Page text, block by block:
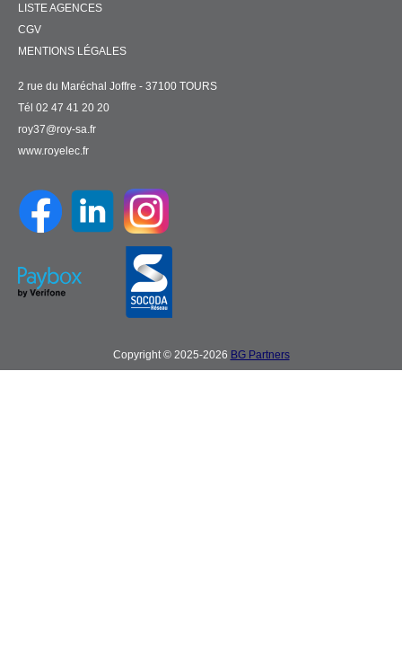
LISTE AGENCES
CGV
MENTIONS LÉGALES
2 rue du Maréchal Joffre - 37100 TOURS
Tél 02 47 41 20 20
roy37@roy-sa.fr
www.royelec.fr
Copyright © 2025-2026 BG Partners